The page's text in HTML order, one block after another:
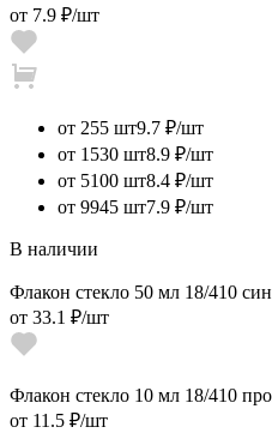
от 7.9 ₽/шт
от 255 шт9.7 ₽/шт
от 1530 шт8.9 ₽/шт
от 5100 шт8.4 ₽/шт
от 9945 шт7.9 ₽/шт
В наличии
Флакон стекло 50 мл 18/410
от 33.1 ₽/шт
Флакон стекло 10 мл 18/410
от 11.5 ₽/шт